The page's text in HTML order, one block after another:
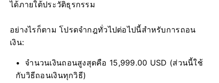
ได้ภายใต้ประวัติธุรกรรม
อย่างไรก็ตาม โปรดจำกฎทั่วไปต่อไปนี้สำหรับการถอน
เงิน:
จำนวนเงินถอนสูงสุดคือ 15,999.00 USD (ส่วนนี้ใช้
กับวิธีถอนเงินทุกวิธี)